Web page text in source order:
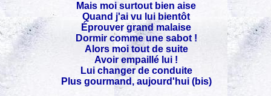
Mais moi surtout bien aise
Quand j'ai vu lui bientôt
Éprouver grand malaise
Dormir comme une sabot !
Alors moi tout de suite
Avoir empaillé lui !
Lui changer de conduite
Plus gourmand, aujourd'hui (bis)